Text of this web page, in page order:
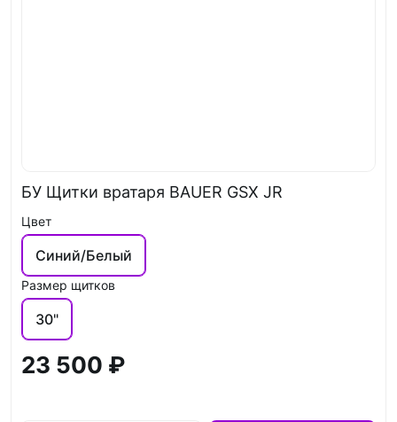
БУ Щитки вратаря BAUER GSX JR
Цвет
Синий/Белый
Размер щитков
30"
23 500 ₽